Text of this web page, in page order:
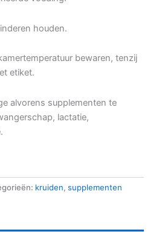
houden.
bewaren, tenzij
etiket.
alvorens supplementen te
lactatie,
kruiden, supplementen